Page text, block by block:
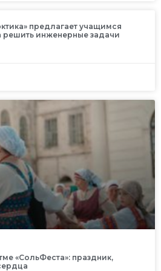
предлагает учащимся
решить инженерные задачи
«СольФеста»: праздник,